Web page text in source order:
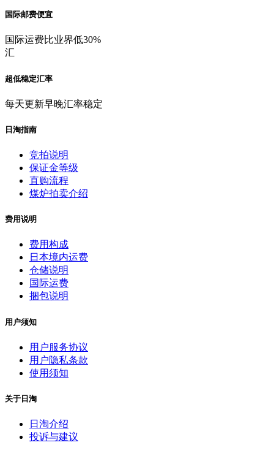
国际邮费便宜
国际运费比业界低30%
汇
超低稳定汇率
每天更新早晚汇率稳定
日淘指南
竞拍说明
保证金等级
直购流程
煤炉拍卖介绍
费用说明
费用构成
日本境内运费
仓储说明
国际运费
捆包说明
用户须知
用户服务协议
用户隐私条款
使用须知
关于日淘
日淘介绍
投诉与建议